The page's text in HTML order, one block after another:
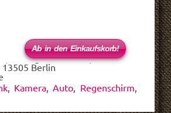
(haftungsbeschränkt)
13505 Berlin
, Kamera Auto Regenschirm